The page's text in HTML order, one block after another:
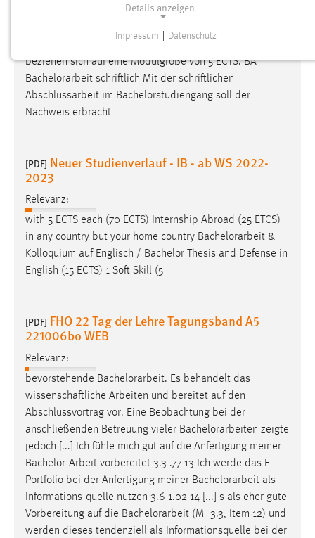
Arbeiten im Rahmen derBachelorarbeit
Lehrform, die in der Regel in [...] 25 6.1 Praxismodul 25 PP
Bachelorarbeit12 BA BA erfolgreich absolvierte
Praxisphase 4 7.2 Kolloquium 3 Kol erfolgreich absolvierte
[...] Angaben zum Umfang einer Prüfungsleistung
beziehen sich auf eine Modulgröße von 5 ECTS. BA
Nachweis erbracht
[PDF] Neuer Studienverlauf - IB - ab WS 2022-
2023
Relevanz:
with 5 ECTS each (70 ECTS) Internship Abroad (25 ETCS)
English (15 ECTS) 1 Soft Skill (5
[PDF] FHO 22 Tag der Lehre Tagungsband A5
221006bo WEB
Relevanz:
bevorstehendeBachelorarbeit. Es behandelt das
wissenschaftliche Arbeiten und bereitet auf den
Abschlussvortrag vor. Eine Beobachtung bei der
anschließenden Betreuung vielerBachelorarbeitenzeigte
jedoch [...] Ich fühle mich gut auf die Anfertigung meiner
Bachelor-Arbeitvorbereitet 3.3 .77 13 Ich werde das E-
Portfolio bei der Anfertigung meinerBachelorarbeitals
Details anzeigen
Notwendige Cookies ermöglichen grundlegende
Name:
cookie_consent
Dieser Cookie speichert die ausgewählten Einverständnis-
Optionen des Benutzers
Cookie Laufzeit:
1 Jahr
Performance
staticfilecache
Zweck:
gespeichert, ob man eingeloggt ist.
Sprachpräferenz
Name:
site-language-preference
Zweck:
Impressum Datenschutz